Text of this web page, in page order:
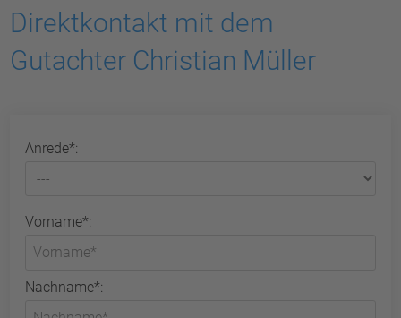
Direktkontakt mit dem
Gutachter Christian Müller
Anrede*:
Vorname*:
Nachname*: